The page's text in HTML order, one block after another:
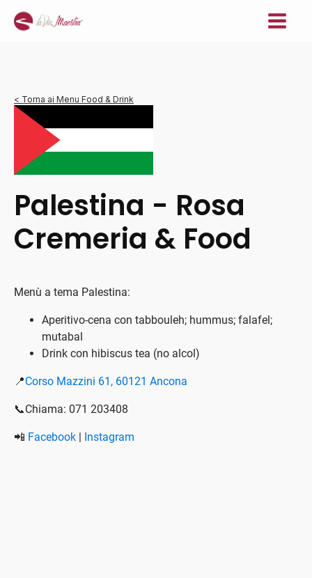
< Torna ai Menu Food & Drink
Palestina - Rosa
Cremeria & Food
Menù a tema Palestina:
Aperitivo-cena con tabbouleh; hummus; falafel;
mutabal
Drink con hibiscus tea (no alcol)
📍Corso Mazzini 61, 60121 Ancona
📞Chiama: 071 203408
📲 Facebook | Instagram